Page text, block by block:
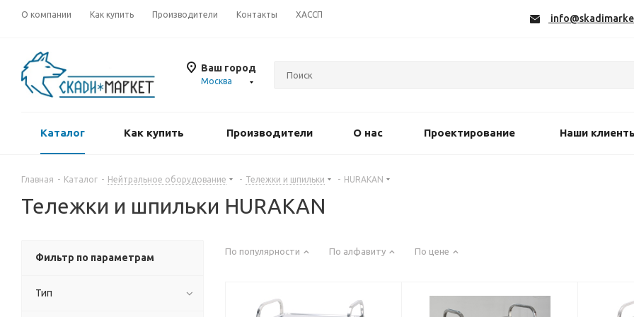
О компании Как купить Производители Контакты ХАССП
Ваш город
Москва
Каталог Как купить Производители О нас Проектирование Наши
Главная - Каталог - Нейтральное оборудование - Тележки и шпильки - HURAKAN
Тележки и шпильки HURAKAN
По популярности По алфавиту По цене
Фильтр по параметрам
Тип